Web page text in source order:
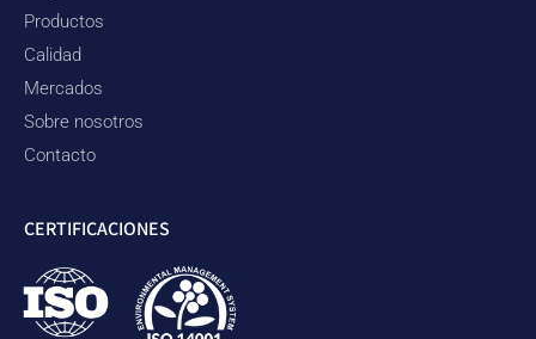
Productos
Calidad
Mercados
Sobre nosotros
Contacto
CERTIFICACIONES